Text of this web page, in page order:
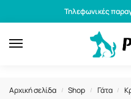
Τηλεφωνικές
Αρχική σελίδα / Shop / Γάτα /